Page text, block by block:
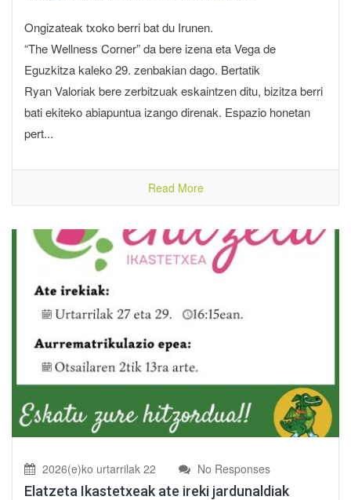
Ongizateak txoko berri bat du Irunen.
“The Wellness Corner” da bere izena eta Vega de
Eguzkitza kaleko 29. zenbakian dago. Bertatik
Ryan Valoriak bere zerbitzuak eskaintzen ditu, bizitza berri
bati ekiteko abiapuntua izango direnak. Espazio honetan
pert...
Read More
2026(e)ko urtarrilak 22 No Responses
Elatzeta Ikastetxeak ate ireki jardunaldiak